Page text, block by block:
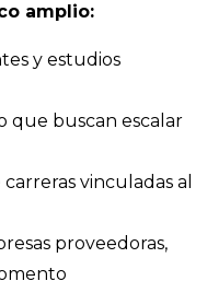
amplio:
y estudios
que buscan escalar
vinculadas al
proveedoras,